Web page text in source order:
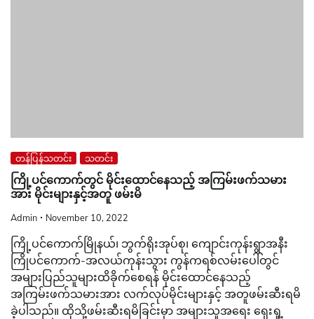
တန်ပြန်သတင်း သတင်း
ကြို့ပင်ကောက်တွင် မိုင်းထောင်နေသည့် အကြမ်းဖက်သမား
အား မိုင်းများနှင့်အတူ ဖမ်းမိ
Admin November 10, 2022
ကြို့ပင်ကောက်မြိုနယ်၊ ဘွက်ရိုးအုပ်စု၊ ကျောင်းကုန်းရွာအနီး
ကြိုပင်ကောက်-အလယ်ကုန်းသွား ကွန်ကရစ်လမ်းပေါ်တွင်
အများပြည်သူများထိခိုက်စေရန် မိုင်းထောင်နေသည့်
အကြမ်းဖက်သမားအား လက်လုပ်မိုင်းများနှင့် အတူဖမ်းဆီးရမိ
ခဲ့ပါသည်။ ထိုသို့ဖမ်းဆီးရမိခြင်းမှာ အများသူအရေး ရှေးရှု့